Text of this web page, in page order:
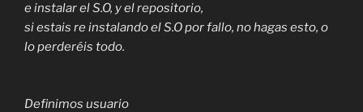
e instalar el S.O, y el repositorio,
si estais re instalando el S.O por fallo, no hagas esto, o
lo perderéis todo.
Definimos usuario